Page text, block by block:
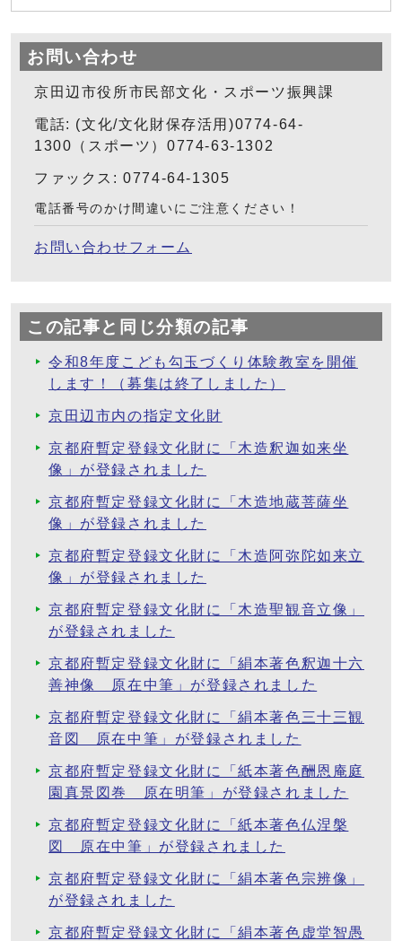
お問い合わせ
京田辺市役所市民部文化・スポーツ振興課
電話: (文化/文化財保存活用)0774-64-
1300（スポーツ）0774-63-1302
ファックス: 0774-64-1305
電話番号のかけ間違いにご注意ください！
お問い合わせフォーム
この記事と同じ分類の記事
令和8年度こども勾玉づくり体験教室を開催
します！（募集は終了しました）
京田辺市内の指定文化財
京都府暫定登録文化財に「木造釈迦如来坐
像」が登録されました
京都府暫定登録文化財に「木造地蔵菩薩坐
像」が登録されました
京都府暫定登録文化財に「木造阿弥陀如来立
像」が登録されました
京都府暫定登録文化財に「木造聖観音立像」
が登録されました
京都府暫定登録文化財に「絹本著色釈迦十六
善神像 原在中筆」が登録されました
京都府暫定登録文化財に「絹本著色三十三観
音図 原在中筆」が登録されました
京都府暫定登録文化財に「紙本著色酬恩庵庭
園真景図巻 原在明筆」が登録されました
京都府暫定登録文化財に「紙本著色仏涅槃
図 原在中筆」が登録されました
京都府暫定登録文化財に「絹本著色宗辨像」
が登録されました
京都府暫定登録文化財に「絹本著色虚堂智愚